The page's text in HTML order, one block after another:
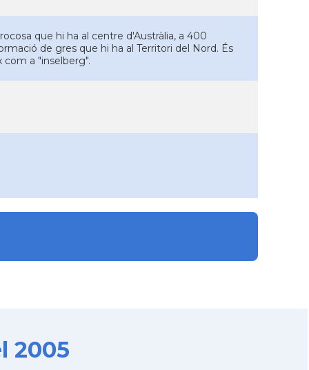
que hi ha al centre d'Austràlia, a 400
de gres que hi ha al Territori del Nord. És
com a "inselberg".
2005